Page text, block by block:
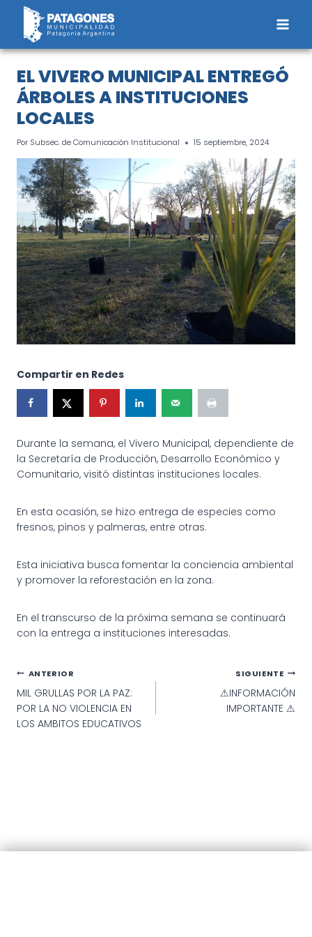
Saltar
contenido
EL VIVERO MUNICIPAL ENTREGÓ
ÁRBOLES A INSTITUCIONES
LOCALES
Por Subsec. de Comunicación Institucional 15 septiembre, 2024
Compartir en Redes
Durante la semana, el Vivero Municipal, dependiente de
la Secretaría de Producción, Desarrollo Económico y
Comunitario, visitó distintas instituciones locales.
En esta ocasión, se hizo entrega de especies como
fresnos, pinos y palmeras, entre otras.
Esta iniciativa busca fomentar la conciencia ambiental
y promover la reforestación en la zona.
En el transcurso de la próxima semana se continuará
con la entrega a instituciones interesadas.
Navegación
de
entradas
ANTERIOR
MIL GRULLAS POR LA PAZ:
POR LA NO VIOLENCIA EN
LOS AMBITOS EDUCATIVOS
SIGUIENTE
⚠INFORMACIÓN
IMPORTANTE ⚠